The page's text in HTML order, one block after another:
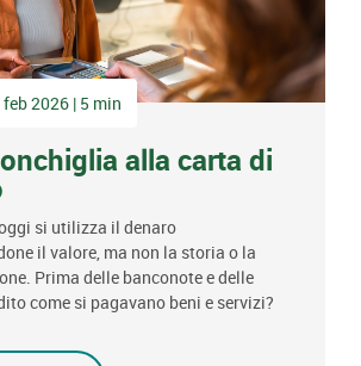
2026 | 5 min
alla carta di
si utilizza il denaro
il valore, ma non la storia o la
Prima delle banconote e delle
come si pagavano beni e servizi?